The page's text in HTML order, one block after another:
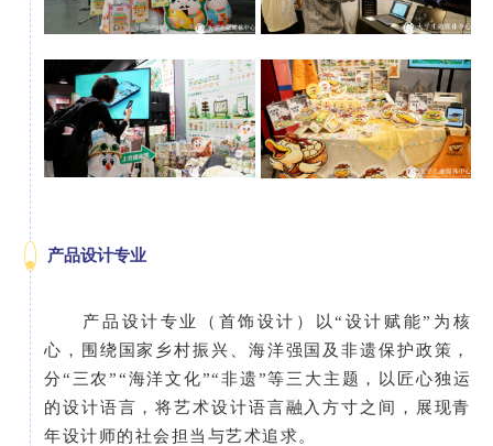
产品设计专业
产品设计专业（首饰设计）以“设计赋能”为核
心，围绕国家乡村振兴、海洋强国及非遗保护政策，
分“三农”“海洋文化”“非遗”等三大主题，以匠心独运
的设计语言，将艺术设计语言融入方寸之间，展现青
年设计师的社会担当与艺术追求。